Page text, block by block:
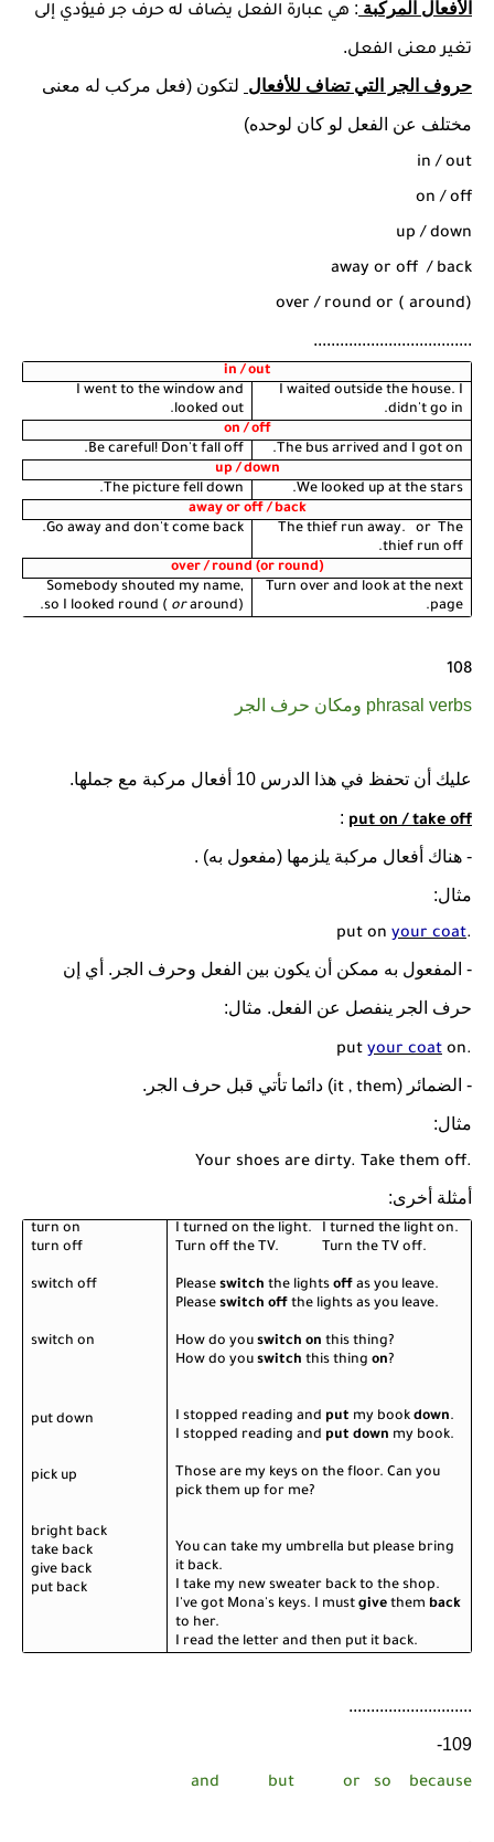
الأفعال المركبة : هي عبارة الفعل يضاف له حرف جر فيؤدي إلى
تغير معنى الفعل.
حروف الجر التي تضاف للأفعال لتكون (فعل مركب له معنى
مختلف عن الفعل لو كان لوحده)
in / out
on / off
up / down
away or off / back
over / round or ( around)
....................................
in / out
I waited outside the house. I
didn't go in.
I went to the window and
looked out.
on / off
The bus arrived and I got on.
Be careful! Don't fall off.
up / down
We looked up at the stars.
The picture fell down.
away or off / back
The thief run away.
or
The
thief run off.
Go away and don't come back.
over / round (or round)
Turn over and look at the next
page.
Somebody shouted my name,
so I looked round ( oraround).
108
phrasal verbs ومكان حرف الجر
عليك أن تحفظ في هذا الدرس 10 أفعال مركبة مع جملها.
put on / take off
:
- هناك أفعال مركبة يلزمها (مفعول به) .
مثال:
put on your coat.
- المفعول به ممكن أن يكون بين الفعل وحرف الجر. أي إن
حرف الجر ينفصل عن الفعل. مثال:
put your coat on.
- الضمائر (it , them) دائما تأتي قبل حرف الجر.
مثال:
Your shoes are dirty. Take them off.
أمثلة أخرى:
I turned on the light.
I turned the light on.
Turn off the TV.
Turn the TV off.
Pleaseswitch the lightsoff as you leave.
Pleaseswitch off the lights as you leave.
How do youswitch on this thing?
How do youswitch this thingon?
I stopped reading and put my bookdown.
I stopped reading and put down my book.
Those are my keys on the floor. Can you
pick them up for me?
You can take my umbrella but please bring
it back.
I take my new sweater back to the shop.
I've got Mona's keys. I mustgive them back
to her.
I read the letter and then put it back.
turn on
turn off
switch off
switch on
put down
pick up
bright back
take back
give back
put back
............................
109-
and but or so because